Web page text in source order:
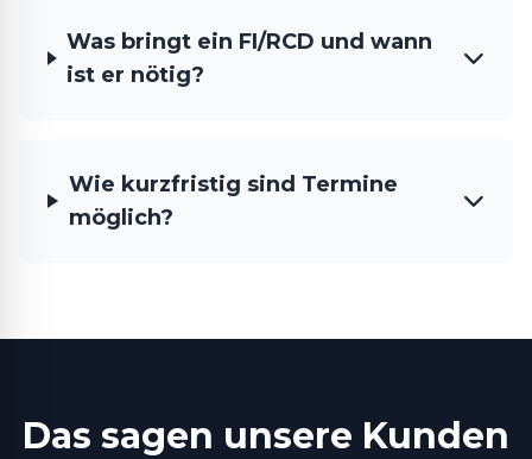
Was bringt ein FI/RCD und wann
ist er nötig?
Wie kurzfristig sind Termine
möglich?
Das sagen unsere Kunden